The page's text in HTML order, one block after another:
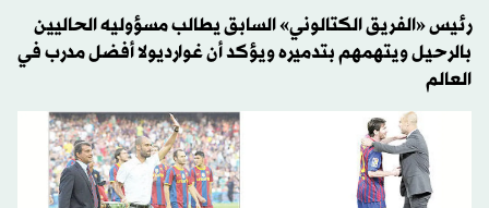
رئيس «الفريق الكتالوني» السابق يطالب مسؤوليه الحاليين
بالرحيل ويتهمهم بتدميره ويؤكد أن غوارديولا أفضل مدرب في
العالم